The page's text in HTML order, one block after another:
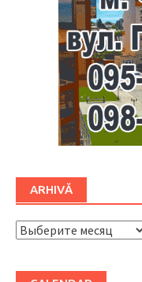
ARHIVĂ
ARHIVĂ